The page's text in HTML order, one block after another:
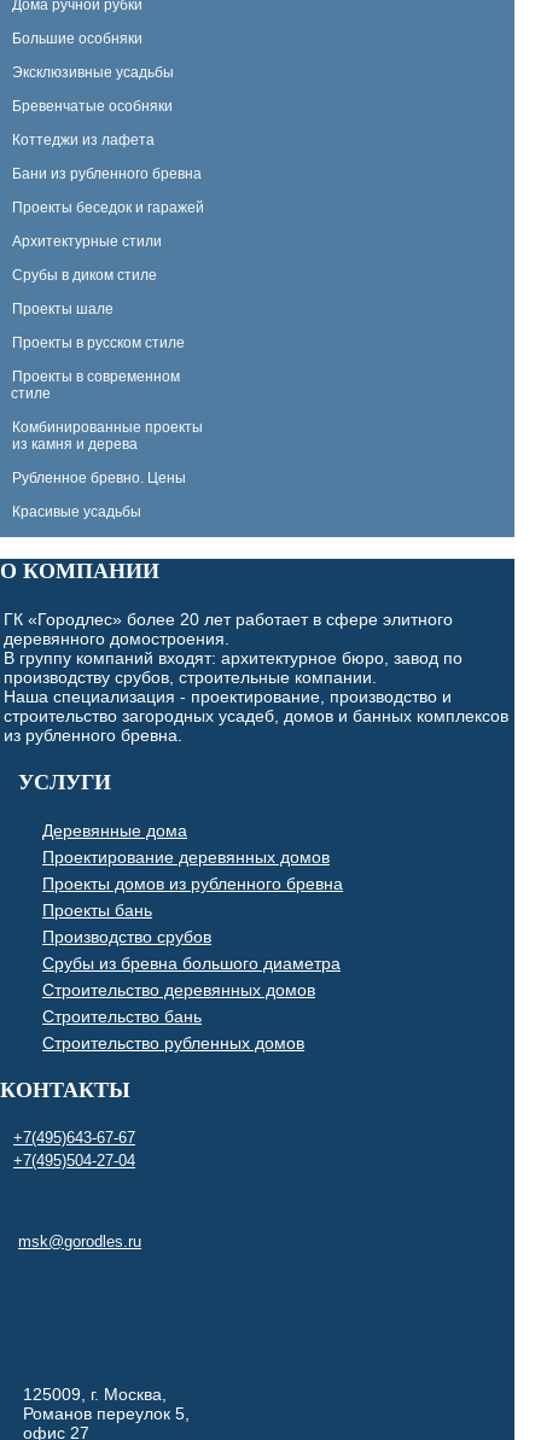
Дома ручной рубки
Большие особняки
Эксклюзивные усадьбы
Бревенчатые особняки
Коттеджи из лафета
Бани из рубленного бревна
Проекты беседок и гаражей
Архитектурные стили
Срубы в диком стиле
Проекты шале
Проекты в русском стиле
Проекты в современном
стиле
Комбинированные проекты
из камня и дерева
Рубленное бревно. Цены
Красивые усадьбы
О КОМПАНИИ
ГК «Городлес» более 20 лет работает в сфере элитного
деревянного домостроения.
В группу компаний входят: архитектурное бюро, завод по
производству срубов, строительные компании.
Наша специализация - проектирование, производство и
строительство загородных усадеб, домов и банных комплексов
из рубленного бревна.
УСЛУГИ
Деревянные дома
Проектирование деревянных домов
Проекты домов из рубленного бревна
Проекты бань
Производство срубов
Срубы из бревна большого диаметра
Строительство деревянных домов
Строительство бань
Строительство рубленных домов
КОНТАКТЫ
+7(495)643-67-67
+7(495)504-27-04
msk@gorodles.ru
125009, г. Москва,
Романов переулок 5,
офис 27